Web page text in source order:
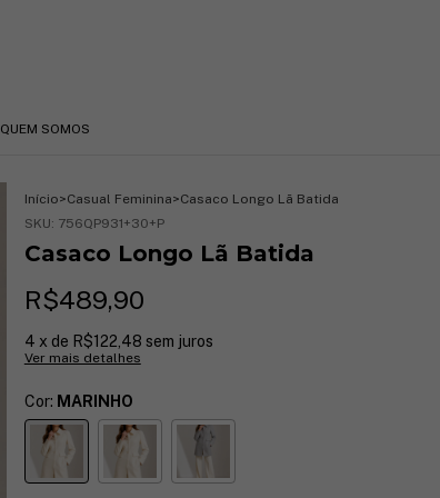
QUEM SOMOS
Início>Casual Feminina>Casaco Longo Lã Batida
SKU: 756QP931+30+P
Casaco Longo Lã Batida
R$489,90
4 x de R$122,48 sem juros
Ver mais detalhes
Cor: MARINHO